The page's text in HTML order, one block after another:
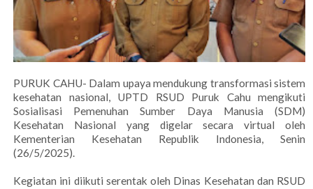
PURUK CAHU- Dalam upaya mendukung transformasi sistem
kesehatan nasional, UPTD RSUD Puruk Cahu mengikuti
Sosialisasi Pemenuhan Sumber Daya Manusia (SDM)
Kesehatan Nasional yang digelar secara virtual oleh
Kementerian Kesehatan Republik Indonesia, Senin
(26/5/2025).
Kegiatan ini diikuti serentak oleh Dinas Kesehatan dan RSUD